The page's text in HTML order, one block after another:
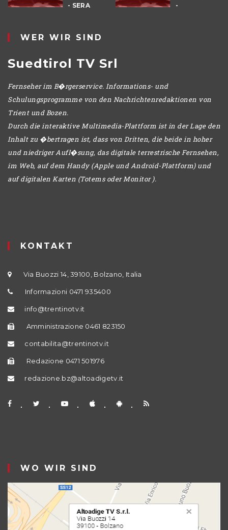
- SERA
-
WER WIR SIND
Suedtirol TV Srl
Fernseher im B�rgerservice. Informations- und
Schulungsprogramme von den Nachrichtenredaktionen von
Trient und Bozen.
Durch die interaktive Multimedia-Plattform ist in der Lage den
Inhalt zu �bertragen ist, dass von Dritten, die beide in hoher
und niedriger Aufl�sung, das digitale terrestrische Fernsehen,
im Web, auf dem Handy (Apple und Android-Plattform) und
auf digitalen Karten (Totems oder Monitor ).
KONTAKT
Via Buozzi 14, 39100, Bolzano, Italia
Informazioni 0471 935400
info@trentinotv.it
Amministrazione 0461 823150
contabilita@trentinotv.it
Redazione 0471 501976
redazione.bz@altoadigetv.it
WO WIR SIND